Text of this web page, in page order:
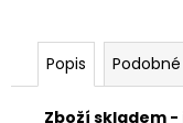
Popis Podobné
Zboží skladem